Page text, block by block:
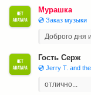
Мурашка
💿 Заказ музыки
Доброго дня
Гость Серж
💿 Jerry T. and
отлично...